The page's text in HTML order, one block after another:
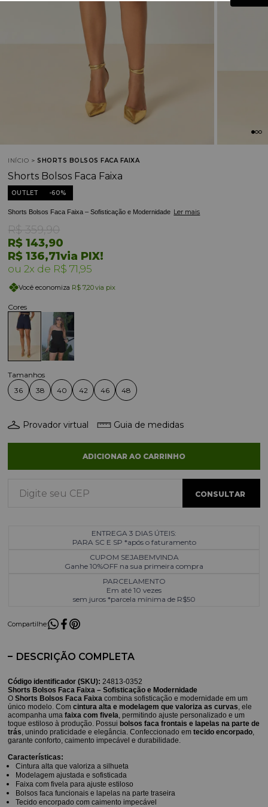
INÍCIO SHORTS BOLSOS FACA FAIXA
Shorts Bolsos Faca Faixa
OUTLET 60%
Shorts Bolsos Faca Faixa – Sofisticação e Modernidade Ler mais
R$ 136,71via PIX!
R$ 359,90
R$ 143,90
2x R$ 71,95
Você economiza R$ 7,20via pix
36 38 40 42 46 48
Provador virtual Guia de medidas
ADICIONAR AO CARRINHO
ENTREGA 3 DIAS ÚTEIS:
PARA SC E SP *após o faturamento
CUPOM SEJABEMVINDA
Ganhe 10%OFF na sua primeira compra
PARCELAMENTO
Em até 10 vezes
sem juros *parcela mínima de R$50
Compartilhe:
DESCRIÇÃO COMPLETA
Código identificador (SKU): 24813-0352
Shorts Bolsos Faca Faixa – Sofisticação e Modernidade
OShorts Bolsos Faca Faixa combina sofisticação e modernidade em um
único modelo. Comcintura alta e modelagem que valoriza as curvas, ele
acompanha umafaixa com fivela, permitindo ajuste personalizado e um
toque estiloso à produção. Possui bolsos faca frontais e lapelas na parte de
trás, unindo praticidade e elegância. Confeccionado emtecido encorpado,
garante conforto, caimento impecável e durabilidade.
Características:
Cintura alta que valoriza a silhueta
Modelagem ajustada e sofisticada
Faixa com fivela para ajuste estiloso
Bolsos faca funcionais e lapelas na parte traseira
Tecido encorpado com caimento impecável